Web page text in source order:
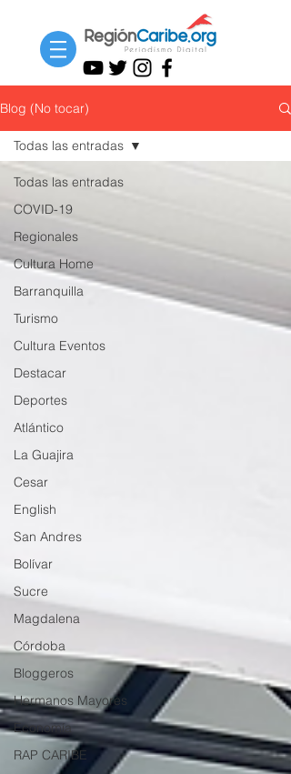
Blog (No tocar)
Todas las entradas
COVID-19
Regionales
Cultura Home
Barranquilla
Turismo
Cultura Eventos
Destacar
Deportes
Atlántico
La Guajira
Cesar
English
San Andres
Bolívar
Sucre
Magdalena
Córdoba
Bloggeros
Hermanos Mayores
Economía
RAP CARIBE
Todas las entradas